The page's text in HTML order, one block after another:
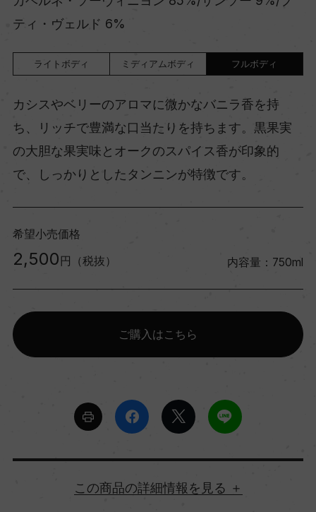
ティ・ヴェルド 6%
ライトボディ ミディアムボディ フルボディ
カシスやベリーのアロマに微かなバニラ香を持
ち、リッチで豊満な口当たりを持ちます。黒果実
の大胆な果実味とオークのスパイス香が印象的
で、しっかりとしたタンニンが特徴です。
希望小売価格
2,500 円（税抜） 内容量：750ml
ご購入はこちら
詳細情報